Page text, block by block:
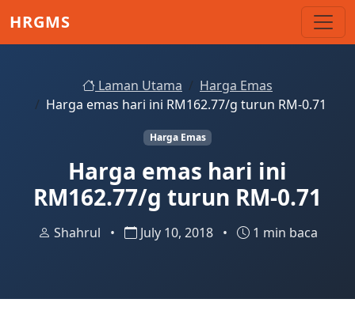
HRGMS
Laman Utama
Harga Emas
Harga emas hari ini RM162.77/g turun RM-0.71
Harga Emas
Harga emas hari ini
RM162.77/g turun RM-0.71
Shahrul • July 10, 2018 • 1 min baca